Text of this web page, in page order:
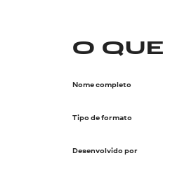
O QUE
Nome completo
Tipo de formato
Desenvolvido por